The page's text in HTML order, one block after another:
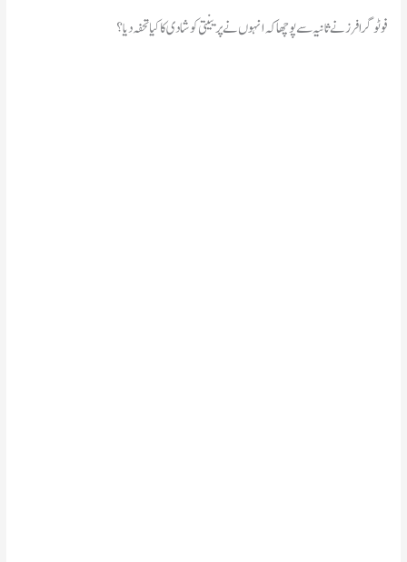
فوٹوگرافرز نے ثانیہ سے پوچھا کہ انہوں نے پرینیتی کو شادی کا کیا تحفہ دیا؟